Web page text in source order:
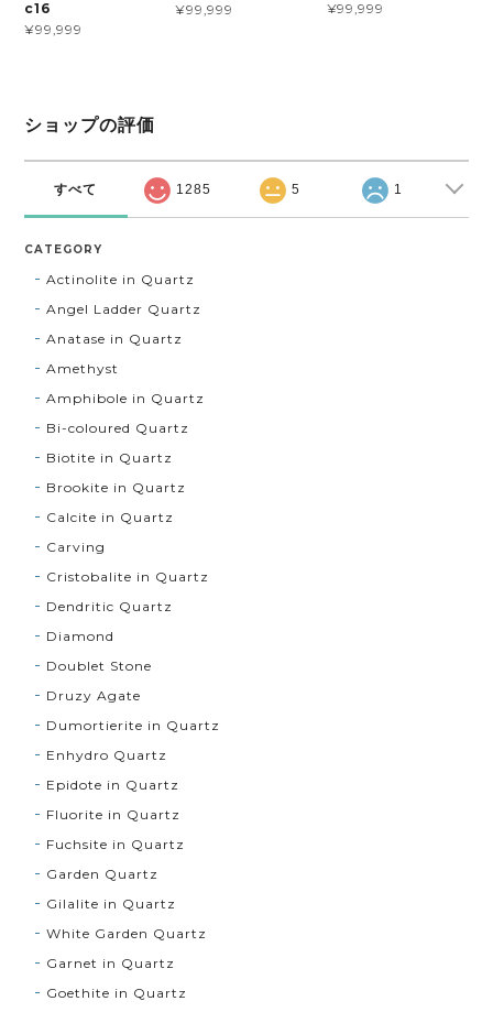
c16
¥99,999
¥99,999 ¥99,999
ショップの評価
すべて 1285 5 1
CATEGORY
Actinolite in Quartz
Angel Ladder Quartz
Anatase in Quartz
Amethyst
Amphibole in Quartz
Bi-coloured Quartz
Biotite in Quartz
Brookite in Quartz
Calcite in Quartz
Carving
Cristobalite in Quartz
Dendritic Quartz
Diamond
Doublet Stone
Druzy Agate
Dumortierite in Quartz
Enhydro Quartz
Epidote in Quartz
Fluorite in Quartz
Fuchsite in Quartz
Garden Quartz
Gilalite in Quartz
White Garden Quartz
Garnet in Quartz
Goethite in Quartz